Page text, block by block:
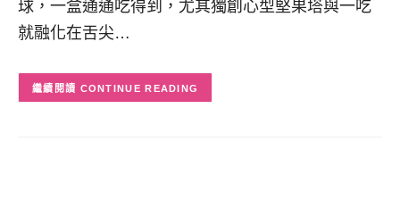
球，一盒通通吃得到，尤其獨創心型堅果塔與一吃
就融化在舌尖…
CONTINUE READING